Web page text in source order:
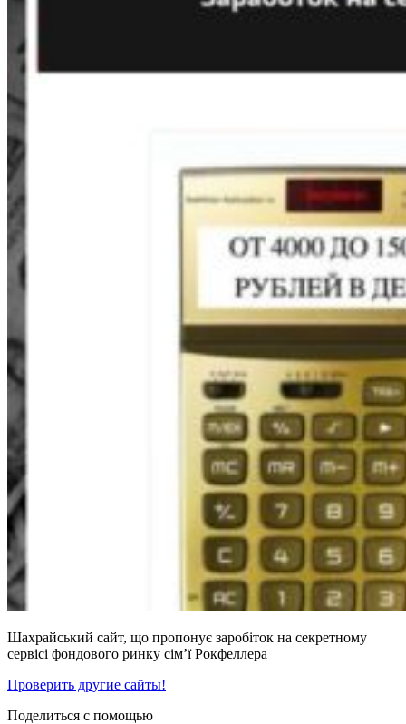
Шахрайський сайт, що пропонує заробіток на секретному
сервісі фондового ринку сім’ї Рокфеллера
Проверить другие сайты!
Поделиться с помощью